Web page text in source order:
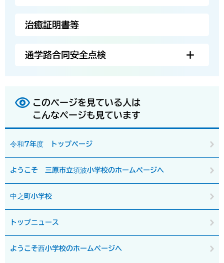
治癒証明書等
通学路合同安全点検
このページを見ている人は
こんなページも見ています
令和7年度 トップページ
ようこそ 三原市立須波小学校のホームページへ
中之町小学校
トップニュース
ようこそ西小学校のホームページへ